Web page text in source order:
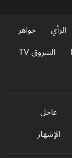
الرأي
جواهر
الشروق TV
عاجل
الإشهار